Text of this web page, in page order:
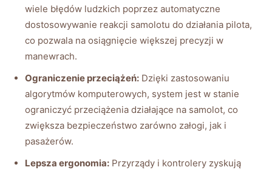
wiele błędów ludzkich poprzez automatyczne
dostosowywanie reakcji⁤ samolotu do⁢ działania pilota,
‌co pozwala na osiągnięcie większej precyzji w
manewrach.
Ograniczenie​ przeciążeń: Dzięki zastosowaniu
algorytmów ‌komputerowych, system ⁣jest w⁣ stanie
ograniczyć ⁤przeciążenia działające na samolot, ​co
zwiększa bezpieczeństwo zarówno załogi, jak i
pasażerów.
Lepsza ergonomia: Przyrządy i kontrolery zyskują